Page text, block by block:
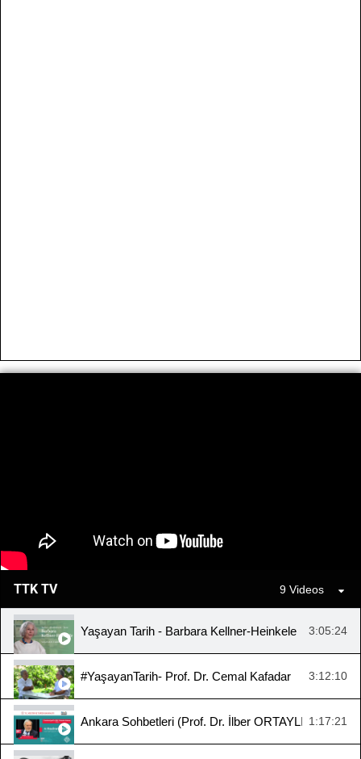
TTK TV 9 Videos
Yaşayan Tarih - Barbara Kellner-Heinkele 3:05:24
#YaşayanTarih- Prof. Dr. Cemal Kafadar 3:12:10
Ankara Sohbetleri (Prof. Dr. İlber ORTAYLI, 1:17:21